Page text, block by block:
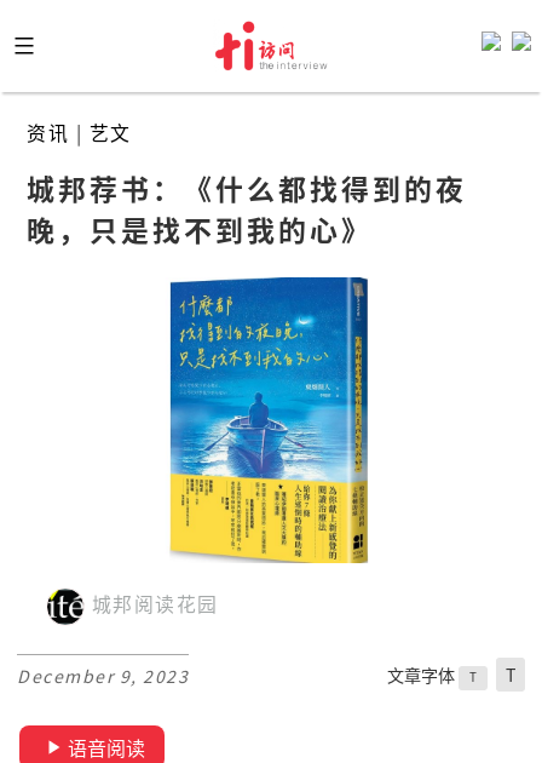
to
content
资讯 | 艺文
城邦荐书：《什么都找得到的夜
晚，只是找不到我的心》
城邦阅读花园
December 9, 2023 文章字体 T T
语音阅读